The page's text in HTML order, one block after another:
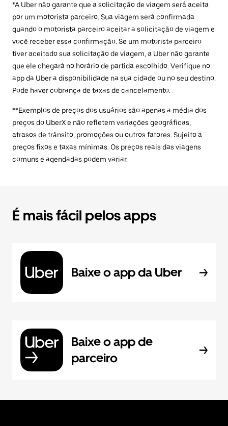
*A Uber não garante que a solicitação de viagem será aceita
por um motorista parceiro. Sua viagem será confirmada
quando o motorista parceiro aceitar a solicitação de viagem e
você receber essa confirmação. Se um motorista parceiro
tiver aceitado sua solicitação de viagem, a Uber não garante
que ele chegará no horário de partida escolhido. Verifique no
app da Uber a disponibilidade na sua cidade ou no seu destino.
Pode haver cobrança de taxas de cancelamento.
**Exemplos de preços dos usuários são apenas a média dos
preços do UberX e não refletem variações geográficas,
atrasos de trânsito, promoções ou outros fatores. Sujeito a
preços fixos e taxas mínimas. Os preços reais das viagens
comuns e agendadas podem variar.
É mais fácil pelos apps
Baixe o app da Uber
Baixe o app de
parceiro